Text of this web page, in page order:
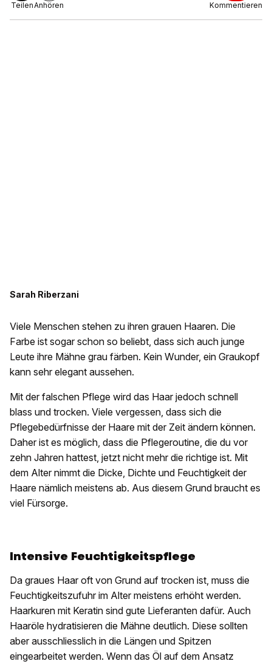
TeilenAnhören Kommentieren
Sarah Riberzani
Viele Menschen stehen zu ihren grauen Haaren. Die
Farbe ist sogar schon so beliebt, dass sich auch junge
Leute ihre Mähne grau färben. Kein Wunder, ein Graukopf
kann sehr elegant aussehen.
Mit der falschen Pflege wird das Haar jedoch schnell
blass und trocken. Viele vergessen, dass sich die
Pflegebedürfnisse der Haare mit der Zeit ändern können.
Daher ist es möglich, dass die Pflegeroutine, die du vor
zehn Jahren hattest, jetzt nicht mehr die richtige ist. Mit
dem Alter nimmt die Dicke, Dichte und Feuchtigkeit der
Haare nämlich meistens ab. Aus diesem Grund braucht es
viel Fürsorge.
Intensive Feuchtigkeitspflege
Da graues Haar oft von Grund auf trocken ist, muss die
Feuchtigkeitszufuhr im Alter meistens erhöht werden.
Haarkuren mit Keratin sind gute Lieferanten dafür. Auch
Haaröle hydratisieren die Mähne deutlich. Diese sollten
aber ausschliesslich in die Längen und Spitzen
eingearbeitet werden. Wenn das Öl auf dem Ansatz